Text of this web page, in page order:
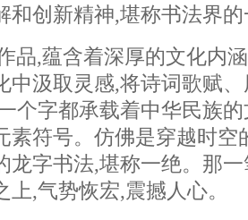
和创新精神,堪称书法界
品,蕴含着深厚的文化内
中汲取灵感,将诗词歌赋
个字都承载着中华民族
素符号。仿佛是穿越时空
龙字书法,堪称一绝。那
,气势恢宏,震撼人心。